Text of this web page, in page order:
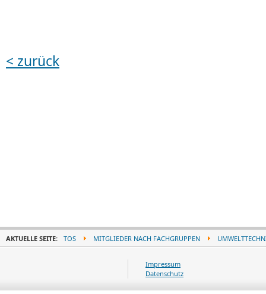
< zurück
AKTUELLE SEITE: TOS MITGLIEDER NACH FACHGRUPPEN
Impressum
Datenschutz